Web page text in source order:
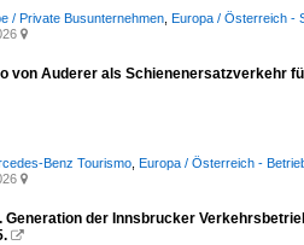
/ Private Busunternehmen Europa / Österreich -

von Auderer als Schienenersatzverkehr
Benz Tourismo Europa / Österreich -

Generation der Innsbrucker
